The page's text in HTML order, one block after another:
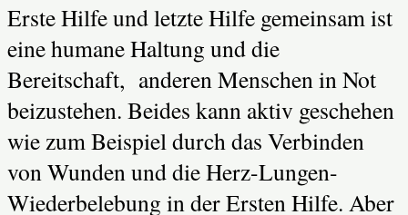
Erste Hilfe und letzte Hilfe gemeinsam ist
eine humane Haltung und die
Bereitschaft, anderen Menschen in Not
beizustehen. Beides kann aktiv geschehen
wie zum Beispiel durch das Verbinden
von Wunden und die Herz-Lungen-
Wiederbelebung in der Ersten Hilfe. Aber